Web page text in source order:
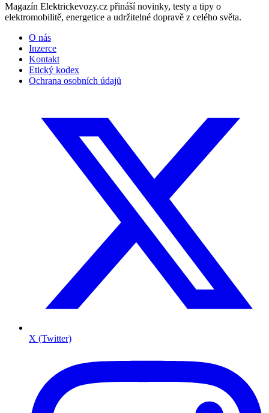
Magazín Elektrickevozy.cz přináší novinky, testy a tipy o
elektromobilitě, energetice a udržitelné dopravě z celého světa.
O nás
Inzerce
Kontakt
Etický kodex
Ochrana osobních údajů
X (Twitter)